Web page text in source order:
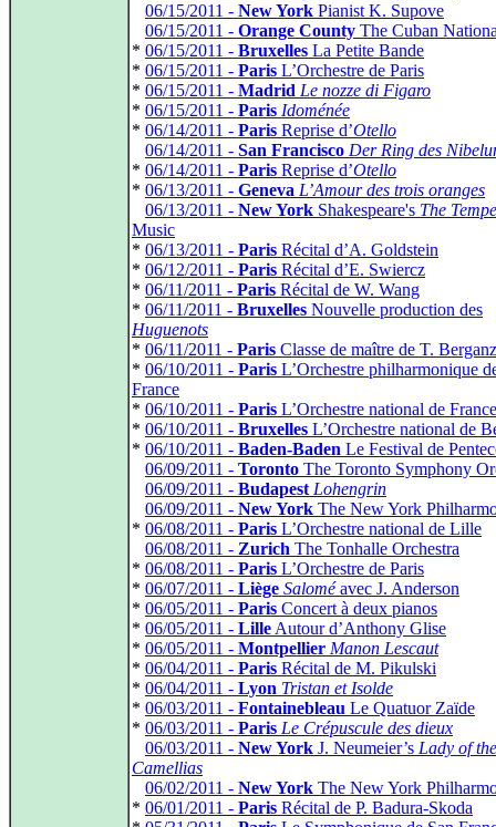
06/15/2011 - New York Pianist K. Supove
06/15/2011 - Orange County The Cuban
* 06/15/2011 - Bruxelles La Petite Bande
* 06/15/2011 - Paris L’Orchestre de Paris
* 06/15/2011 - Madrid Le nozze di Figaro
* 06/15/2011 - Paris Idoménée
* 06/14/2011 - Paris Reprise d’Otello
06/14/2011 - San Francisco Der Ring des
* 06/14/2011 - Paris Reprise d’Otello
* 06/13/2011 - Geneva L’Amour des trois oranges
06/13/2011 - New York Shakespeare's The
Music
* 06/13/2011 - Paris Récital d’A. Goldstein
* 06/12/2011 - Paris Récital d’E. Swiercz
* 06/11/2011 - Paris Récital de W. Wang
* 06/11/2011 - Bruxelles Nouvelle production des
Huguenots
* 06/11/2011 - Paris Classe de maître de T.
* 06/10/2011 - Paris L’Orchestre philharmonique
France
* 06/10/2011 - Paris L’Orchestre national de France
* 06/10/2011 - Bruxelles L’Orchestre national de
* 06/10/2011 - Baden-Baden Le Festival de
06/09/2011 - Toronto The Toronto Symphony
06/09/2011 - Budapest Lohengrin
06/09/2011 - New York The New York
* 06/08/2011 - Paris L’Orchestre national de Lille
06/08/2011 - Zurich The Tonhalle Orchestra
* 06/08/2011 - Paris L’Orchestre de Paris
* 06/07/2011 - Liège Saloméavec J. Anderson
* 06/05/2011 - Paris Concert à deux pianos
* 06/05/2011 - Lille Autour d’Anthony Glise
* 06/05/2011 - Montpellier Manon Lescaut
* 06/04/2011 - Paris Récital de M. Pikulski
* 06/04/2011 - Lyon Tristan et Isolde
* 06/03/2011 - Fontainebleau Le Quatuor Zaïde
* 06/03/2011 - Paris Le Crépuscule des dieux
06/03/2011 - New York J. Neumeier’s Lady of the
Camellias
06/02/2011 - New York The New York
* 06/01/2011 - Paris Récital de P. Badura-Skoda